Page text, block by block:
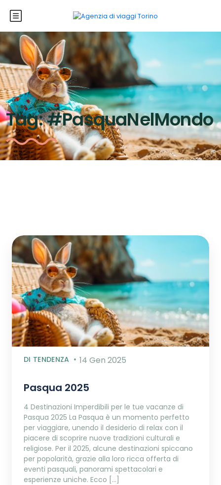
Tag:#PasquaNelMondo
DI TENDENZA 14 Gen 2025
Pasqua 2025
4 Destinazioni Imperdibili per le tue vacanze di
Pasqua 2025 La Pasqua è un momento perfetto
per viaggiare, unendo il desiderio di relax con il
piacere di scoprire nuove tradizioni culturali e
religiose. Per il 2025, alcune destinazioni spiccano
per popolarità, grazie alla loro ricca offerta di
eventi pasquali, panorami spettacolari e
esperienze uniche. Ecco […]